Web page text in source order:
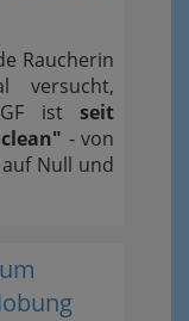
Raucherin
versucht,
ist seit
- von
Null und